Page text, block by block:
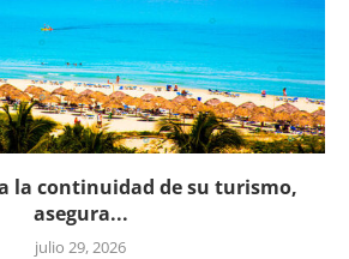
la continuidad de su turismo,
asegura...
julio 29, 2026